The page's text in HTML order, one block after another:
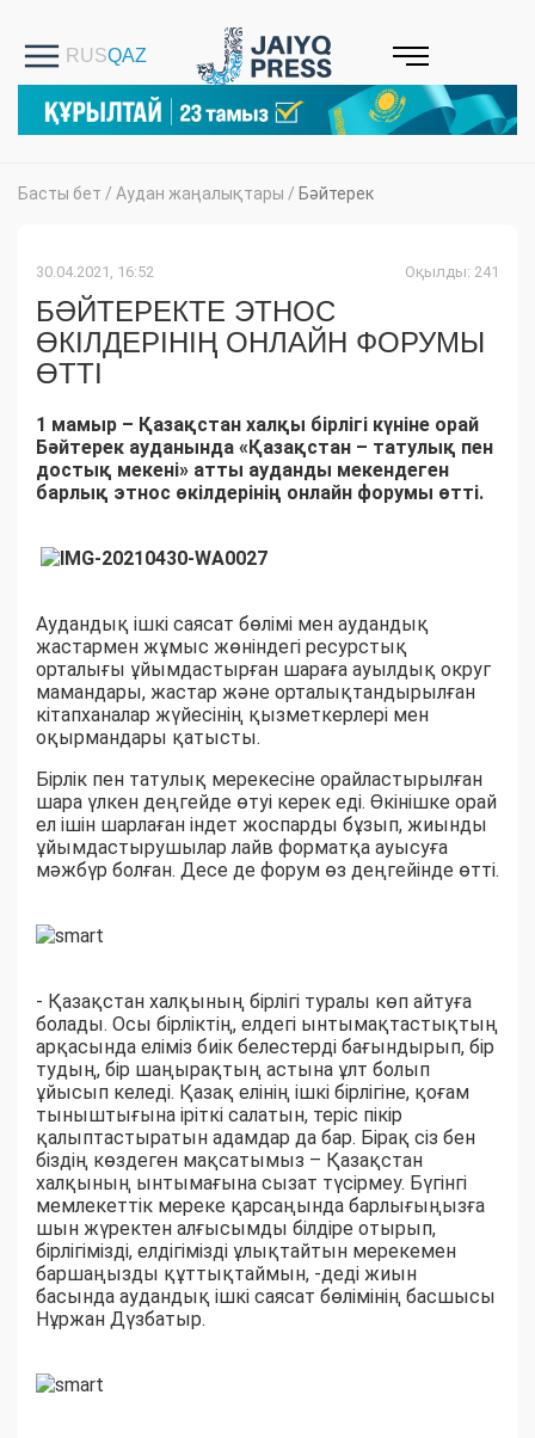
Басты бет / Аудан жаңалықтары / Бәйтерек
30.04.2021, 16:52 Оқылды: 241
БӘЙТЕРЕКТЕ ЭТНОС
ӨКІЛДЕРІНІҢ ОНЛАЙН ФОРУМЫ
ӨТТІ
1 мамыр – Қазақстан халқы бірлігі күніне орай
Бәйтерек ауданында «Қазақстан – татулық пен
достық мекені» атты ауданды мекендеген
барлық этнос өкілдерінің онлайн форумы өтті.
Аудандық ішкі саясат бөлімі мен аудандық
жастармен жұмыс жөніндегі ресурстық
орталығы ұйымдастырған шараға ауылдық округ
мамандары, жастар және орталықтандырылған
кітапханалар жүйесінің қызметкерлері мен
оқырмандары қатысты.
Бірлік пен татулық мерекесіне орайластырылған
шара үлкен деңгейде өтуі керек еді. Өкінішке орай
ел ішін шарлаған індет жоспарды бұзып, жиынды
ұйымдастырушылар лайв форматқа ауысуға
мәжбүр болған. Десе де форум өз деңгейінде өтті.
- Қазақстан халқының бірлігі туралы көп айтуға
болады. Осы бірліктің, елдегі ынтымақтастықтың
арқасында еліміз биік белестерді бағындырып, бір
тудың, бір шаңырақтың астына ұлт болып
ұйысып келеді. Қазақ елінің ішкі бірлігіне, қоғам
тыныштығына іріткі салатын, теріс пікір
қалыптастыратын адамдар да бар. Бірақ сіз бен
біздің көздеген мақсатымыз – Қазақстан
халқының ынтымағына сызат түсірмеу. Бүгінгі
мемлекеттік мереке қарсаңында барлығыңызға
шын жүректен алғысымды білдіре отырып,
бірлігімізді, елдігімізді ұлықтайтын мерекемен
баршаңызды құттықтаймын, -деді жиын
басында аудандық ішкі саясат бөлімінің басшысы
Нұржан Дүзбатыр.